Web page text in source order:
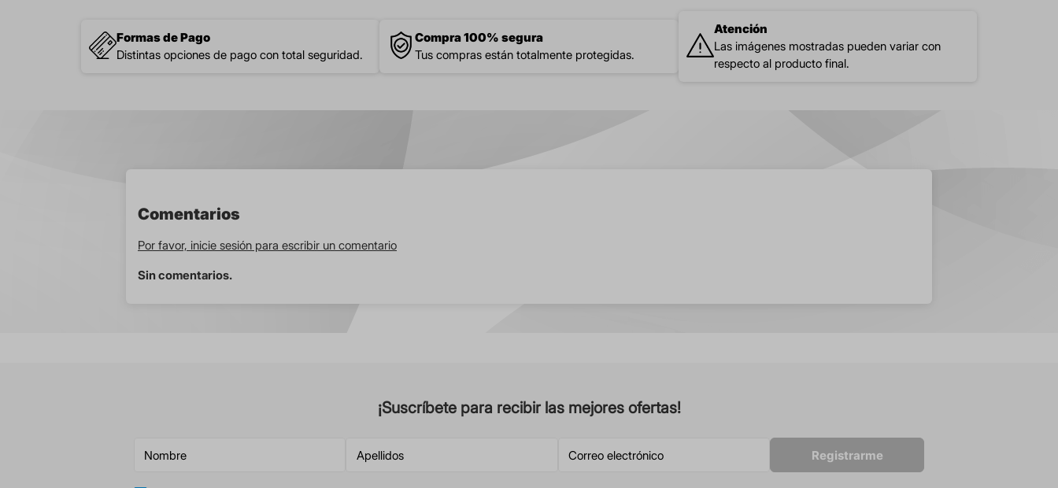
Formas de Pago
Distintas opciones de pago con total seguridad.
Compra 100% segura
Tus compras están totalmente protegidas.
Atención
Las imágenes mostradas pueden variar con
respecto al producto final.
Comentarios
Por favor, inicie sesión para escribir un comentario
Sin comentarios.
¡Suscríbete para recibir las mejores ofertas!
Registrarme